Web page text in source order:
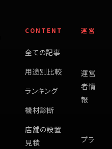
CONTENT
全ての記事
用途別比較
ランキング
機材診断
店舗の設置
見積
運営
運営
者情
報
プラ